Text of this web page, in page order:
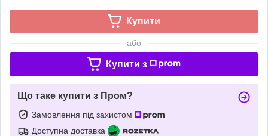
Купити
або
Купити з
Що таке купити з Пром?
Замовлення під захистом
Доступна доставка